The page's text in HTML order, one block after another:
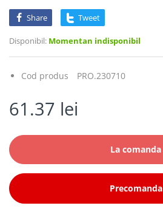
Share Tweet
Disponibil: Momentan indisponibil
Cod produs PRO.230710
61.37 lei
La comanda
Precomanda